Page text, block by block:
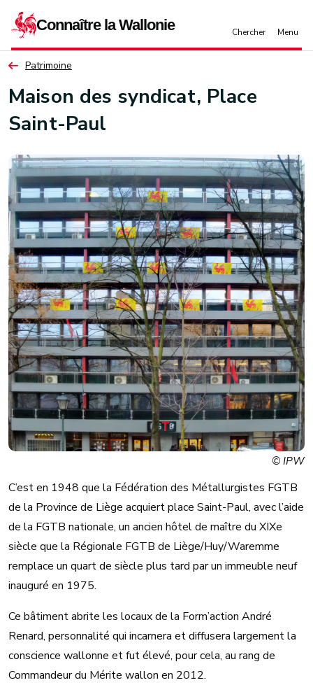
Patrimoine
Maison des syndicat, Place
Saint-Paul
© IPW
C’est en 1948 que la Fédération des Métallurgistes FGTB
de la Province de Liège acquiert place Saint-Paul, avec l’aide
de la FGTB nationale, un ancien hôtel de maître du XIXe
siècle que la Régionale FGTB de Liège/Huy/Waremme
remplace un quart de siècle plus tard par un immeuble neuf
inauguré en 1975.
Ce bâtiment abrite les locaux de la Form’action André
Renard, personnalité qui incarnera et diffusera largement la
conscience wallonne et fut élevé, pour cela, au rang de
Commandeur du Mérite wallon en 2012.